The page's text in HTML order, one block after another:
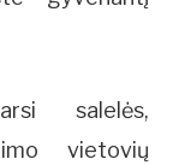
salelės,
vietovių